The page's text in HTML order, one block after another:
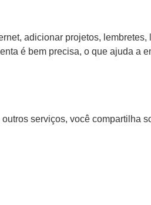
adicionar projetos,
é bem precisa, o que ajuda a
serviços, você compartilha